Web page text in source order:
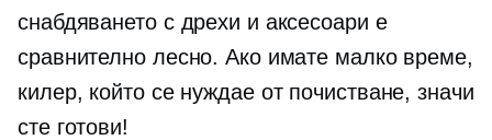
снабдяването с дрехи и аксесоари е
сравнително лесно. Ако имате малко време,
килер, който се нуждае от почистване, значи
сте готови!